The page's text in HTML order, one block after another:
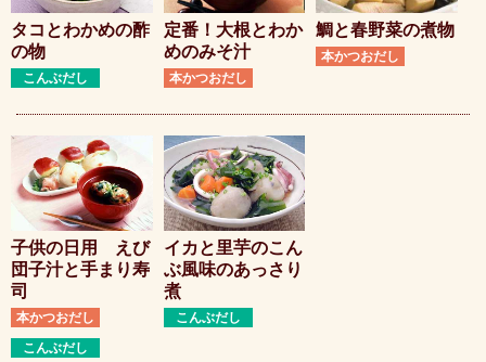
タコとわかめの酢
の物
こんぶだし
定番！大根とわか
めのみそ汁
本かつおだし
鯛と春野菜の煮物
本かつおだし
子供の日用 えび
団子汁と手まり寿
司
本かつおだし
こんぶだし
イカと里芋のこん
ぶ風味のあっさり
煮
こんぶだし